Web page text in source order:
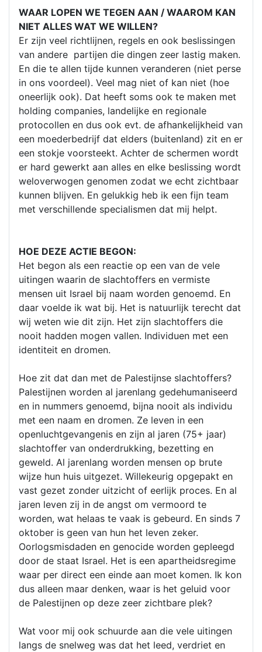
WAAR LOPEN WE TEGEN AAN / WAAROM KAN
NIET ALLES WAT WE WILLEN?
Er zijn veel richtlijnen, regels en ook beslissingen
van andere partijen die dingen zeer lastig maken.
En die te allen tijde kunnen veranderen (niet perse
in ons voordeel). Veel mag niet of kan niet (hoe
oneerlijk ook). Dat heeft soms ook te maken met
holding companies, landelijke en regionale
protocollen en dus ook evt. de afhankelijkheid van
een moederbedrijf dat elders (buitenland) zit en er
een stokje voorsteekt. Achter de schermen wordt
er hard gewerkt aan alles en elke beslissing wordt
weloverwogen genomen zodat we echt zichtbaar
kunnen blijven. En gelukkig heb ik een fijn team
met verschillende specialismen dat mij helpt.
HOE DEZE ACTIE BEGON:
Het begon als een reactie op een van de vele
uitingen waarin de slachtoffers en vermiste
mensen uit Israel bij naam worden genoemd. En
daar voelde ik wat bij. Het is natuurlijk terecht dat
wij weten wie dit zijn. Het zijn slachtoffers die
nooit hadden mogen vallen. Individuen met een
identiteit en dromen.
Hoe zit dat dan met de Palestijnse slachtoffers?
Palestijnen worden al jarenlang gedehumaniseerd
en in nummers genoemd, bijna nooit als individu
met een naam en dromen. Ze leven in een
openluchtgevangenis en zijn al jaren (75+ jaar)
slachtoffer van onderdrukking, bezetting en
geweld. Al jarenlang worden mensen op brute
wijze hun huis uitgezet. Willekeurig opgepakt en
vast gezet zonder uitzicht of eerlijk proces. En al
jaren leven zij in de angst om vermoord te
worden, wat helaas te vaak is gebeurd. En sinds 7
oktober is geen van hun het leven zeker.
Oorlogsmisdaden en genocide worden gepleegd
door de staat Israel. Het is een apartheidsregime
waar per direct een einde aan moet komen. Ik kon
dus alleen maar denken, waar is het geluid voor
de Palestijnen op deze zeer zichtbare plek?
Wat voor mij ook schuurde aan die vele uitingen
langs de snelweg was dat het leed, verdriet en